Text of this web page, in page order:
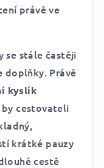
právě ve
se stále častěji
Právě
kyslík
cestovateli
krátké pauzy
cestě